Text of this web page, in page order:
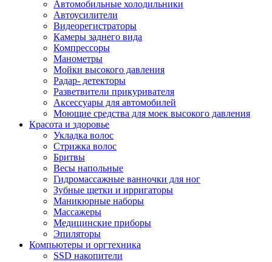
Автомобильные холодильники
Автоусилители
Видеорегистраторы
Камеры заднего вида
Компрессоры
Манометры
Мойки высокого давления
Радар- детекторы
Разветвители прикуривателя
Аксессуары для автомобилей
Моющие средства для моек высокого давления
Красота и здоровье
Укладка волос
Стрижка волос
Бритвы
Весы напольные
Гидромассажные ванночки для ног
Зубные щетки и ирригаторы
Маникюрные наборы
Массажеры
Медицинские приборы
Эпиляторы
Компьютеры и оргтехника
SSD накопители